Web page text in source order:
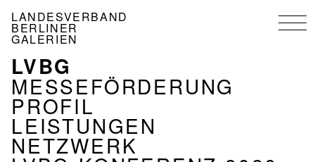
zum
Inhalt
LANDESVERBAND
BERLINER
GALERIEN
NAVIGATION
VERBAND
LVBG
MESSEFÖRDERUNG
PROFIL
LEISTUNGEN
NETZWERK